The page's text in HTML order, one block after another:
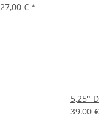
27,00 € *
5,25"
39,00 €